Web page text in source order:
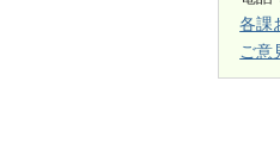
各課
ご意